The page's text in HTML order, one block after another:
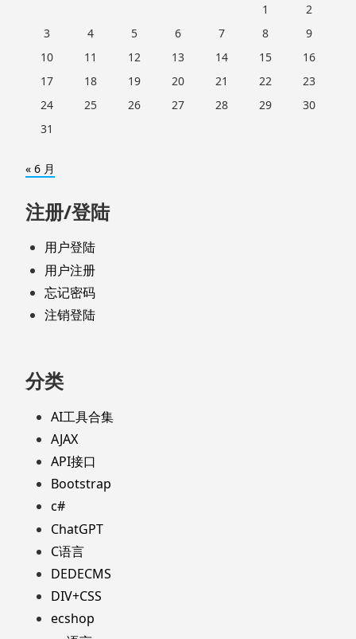
1
2
3
4 5 6 7 8
9
10
11 12 13 14 15
16
17
18 19 20 21 22
23
24
25 26 27 28 29
30
31
« 6 月
注册/登陆
用户登陆
用户注册
忘记密码
注销登陆
分类
AI工具合集
AJAX
API接口
Bootstrap
c#
ChatGPT
C语言
DEDECMS
DIV+CSS
ecshop